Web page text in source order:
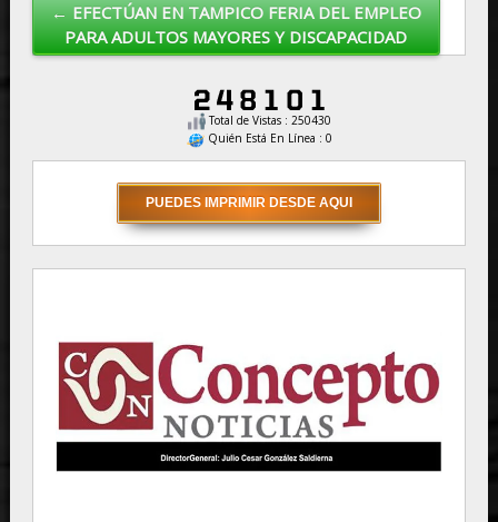
← EFECTÚAN EN TAMPICO FERIA DEL EMPLEO
PARA ADULTOS MAYORES Y DISCAPACIDAD
Total de Vistas : 250430
Quién Está En Línea : 0